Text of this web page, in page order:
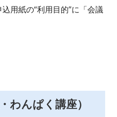
用紙の“利用目的”に「会議
わんぱく講座）